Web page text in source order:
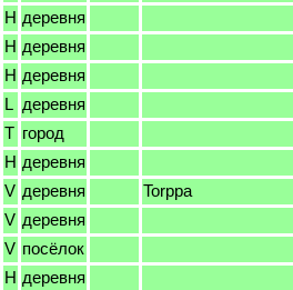
H деревня
H деревня
H деревня
L деревня
T город
H деревня
V деревня
Torppa
V деревня
V посёлок
H деревня